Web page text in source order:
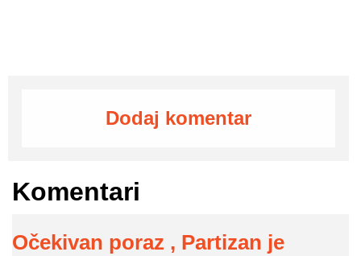
Dodaj komentar
Komentari
Očekivan poraz , Partizan je